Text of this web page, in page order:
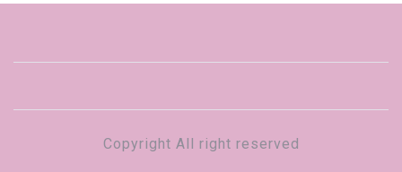
Copyright All right reserved